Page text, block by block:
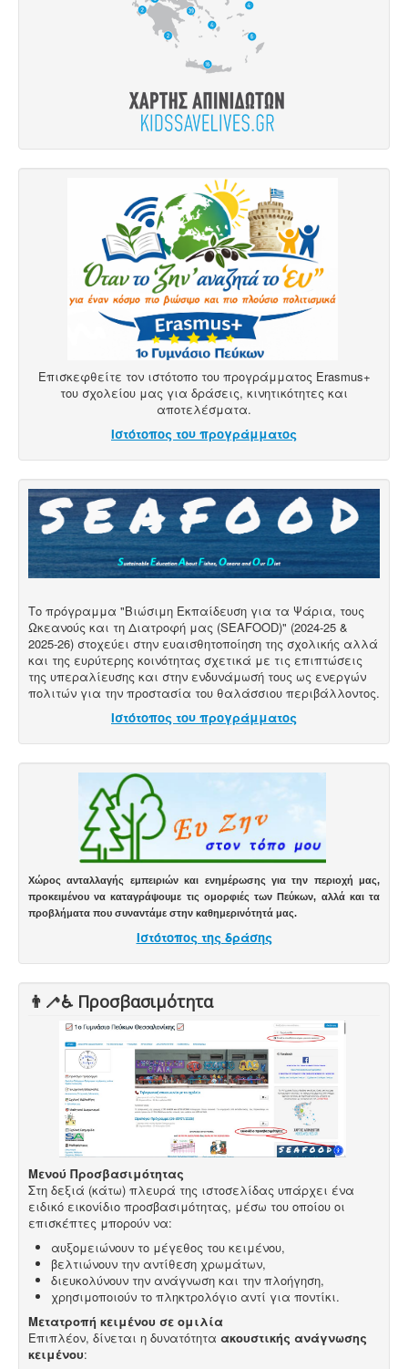
Επισκεφθείτε τον ιστότοπο του προγράμματος Erasmus+
του σχολείου μας για δράσεις, κινητικότητες και
αποτελέσματα.
Ιστότοπος του προγράμματος
Το πρόγραμμα "Βιώσιμη Εκπαίδευση για τα Ψάρια, τους
Ωκεανούς και τη Διατροφή μας (SEAFOOD)" (2024-25 &
2025-26) στοχεύει στην ευαισθητοποίηση της σχολικής αλλά
και της ευρύτερης κοινότητας σχετικά με τις επιπτώσεις
της υπεραλίευσης και στην ενδυνάμωσή τους ως ενεργών
πολιτών για την προστασία του θαλάσσιου περιβάλλοντος.
Ιστότοπος του προγράμματος
Χώρος ανταλλαγής εμπειριών και ενημέρωσης για την περιοχή μας,
προκειμένου να καταγράψουμε τις ομορφιές των Πεύκων, αλλά και τα
προβλήματα που συναντάμε στην καθημερινότητά μας.
Ιστότοπος της δράσης
👨‍🦯♿️ Προσβασιμότητα
Μενού Προσβασιμότητας
Στη δεξιά (κάτω) πλευρά της ιστοσελίδας υπάρχει ένα
ειδικό εικονίδιο προσβασιμότητας, μέσω του οποίου οι
επισκέπτες μπορούν να:
αυξομειώνουν το μέγεθος του κειμένου,
βελτιώνουν την αντίθεση χρωμάτων,
διευκολύνουν την ανάγνωση και την πλοήγηση,
χρησιμοποιούν το πληκτρολόγιο αντί για ποντίκι.
Μετατροπή κειμένου σε ομιλία
Επιπλέον, δίνεται η δυνατότητα ακουστικής ανάγνωσης
κειμένου: